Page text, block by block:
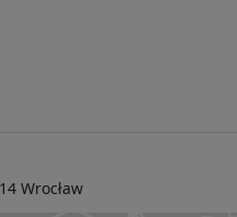
Wrocław